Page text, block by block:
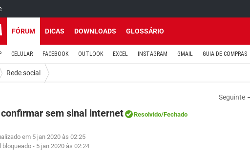
FÓRUM DICAS DOWNLOADS GLOSSÁRIO
CELULAR FACEBOOK OUTLOOK EXCEL INSTAGRAM GMAIL GUIA DE COMPRAS
Rede social
Seguinte
sem sinal internet Resolvido/Fechado
em 5 jan 2020 às 02:25
bloqueado - 5 jan 2020 às 02:24